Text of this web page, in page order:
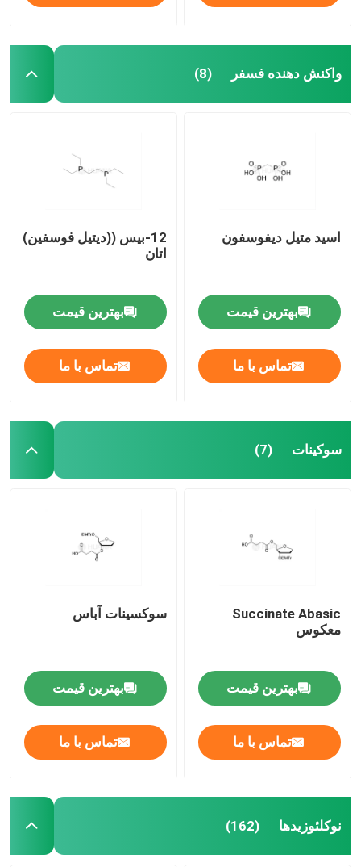
واکنش دهنده فسفر (8)
اسید متیل دیفوسفون
بهترین قیمت
تماس با ما
12-بيس ((ديتيل فوسفين)
اتان
بهترین قیمت
تماس با ما
سوکینات (7)
Succinate Abasic
معکوس
بهترین قیمت
تماس با ما
سوکسینات آباس
بهترین قیمت
تماس با ما
نوکلئوزیدها (162)